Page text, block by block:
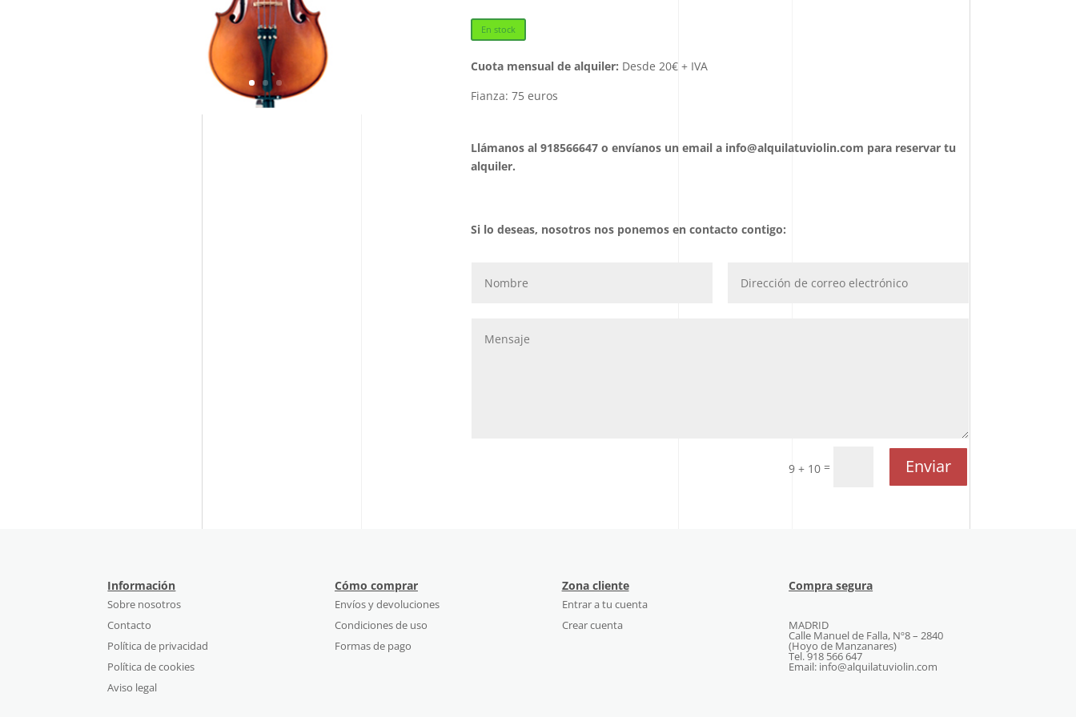
En stock
Cuota mensual de alquiler: Desde 20€ + IVA
Fianza: 75 euros
Llámanos al 918566647 o envíanos un email a info@alquilatuviolin.com para reservar tu
alquiler.
Si lo deseas, nosotros nos ponemos en contacto contigo:
9 + 10= Enviar
Información
Sobre nosotros
Contacto
Política de privacidad
Política de cookies
Aviso legal
Cómo comprar
Envíos y devoluciones
Condiciones de uso
Formas de pago
Zona cliente
Entrar a tu cuenta
Crear cuenta
Compra segura
MADRID
Calle Manuel de Falla, Nº8 – 2840
(Hoyo de Manzanares)
Tel. 918 566 647
Email: info@alquilatuviolin.com